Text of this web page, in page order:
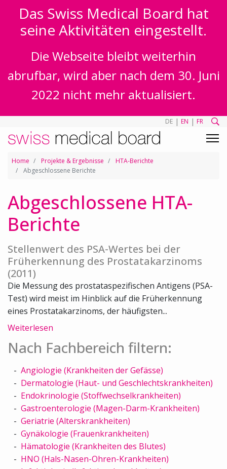
Das Swiss Medical Board hat
seine Aktivitäten eingestellt.
Die Webseite bleibt weiterhin
abrufbar, wird aber nach dem 30. Juni
2022 nicht mehr aktualisiert.
DE | EN | FR
Home Projekte & Ergebnisse
HTA-Berichte
Abgeschlossene Berichte
Abgeschlossene HTA-
Berichte
Stellenwert des PSA-Wertes bei der
Früherkennung des Prostatakarzinoms
(2011)
Die Messung des prostataspezifischen Antigens (PSA-
Test) wird meist im Hinblick auf die Früherkennung
eines Prostatakarzinoms, der häufigsten...
Weiterlesen
Nach Fachbereich filtern:
Angiologie (Krankheiten der Gefässe)
Dermatologie (Haut- und Geschlechtskrankheiten)
Endokrinologie (Stoffwechselkrankheiten)
Gastroenterologie (Magen-Darm-Krankheiten)
Geriatrie (Alterskrankheiten)
Gynäkologie (Frauenkrankheiten)
Hämatologie (Krankheiten des Blutes)
HNO (Hals-Nasen-Ohren-Krankheiten)